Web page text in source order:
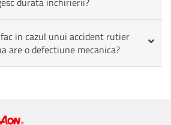
in cazul unui accident rutier
are o defectiune mecanica?